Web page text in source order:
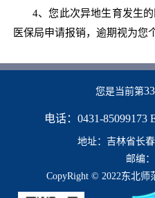
4、您此次异地生育发生
医保局申请报销，逾期视为您
您是当前第
电话：0431-85099173
地址：吉林省长
邮编
CopyRight © 2022东北